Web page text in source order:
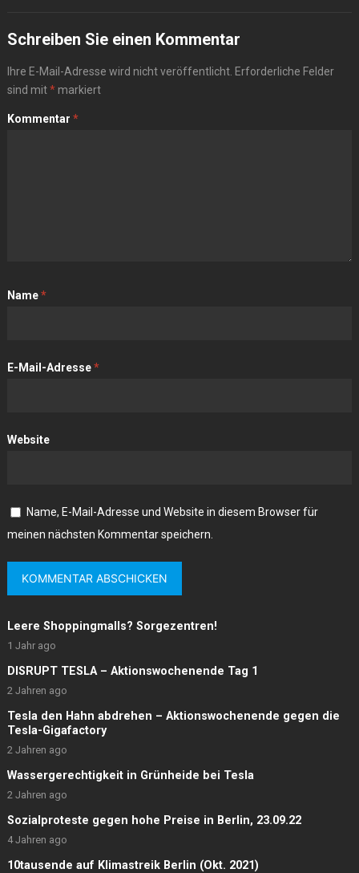
Schreiben Sie einen Kommentar
Ihre E-Mail-Adresse wird nicht veröffentlicht. Erforderliche Felder
sind mit*markiert
Kommentar *
Name*
E-Mail-Adresse*
Website
Name, E-Mail-Adresse und Website in diesem Browser für
meinen nächsten Kommentar speichern.
Leere Shoppingmalls? Sorgezentren!
1 Jahr ago
DISRUPT TESLA – Aktionswochenende Tag 1
2 Jahren ago
Tesla den Hahn abdrehen – Aktionswochenende gegen die
Tesla-Gigafactory
2 Jahren ago
Wassergerechtigkeit in Grünheide bei Tesla
2 Jahren ago
Sozialproteste gegen hohe Preise in Berlin, 23.09.22
4 Jahren ago
10tausende auf Klimastreik Berlin (Okt. 2021)